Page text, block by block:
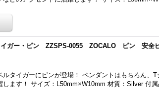
ガー・ピン ZZSPS-0055 ZOCALO ピン 安全
ルタイガーにピンが登場！ ペンダントはもちろん、
します！ サイズ：L50mm×W10mm 材質：Silver 付